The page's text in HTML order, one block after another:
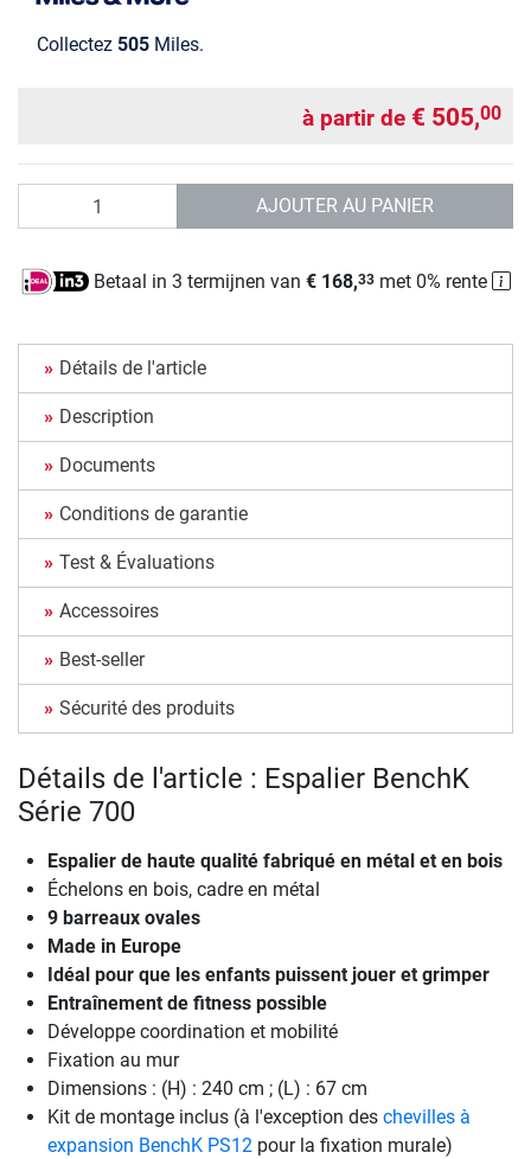
Collectez 505 Miles.
à partir de € 505,00
AJOUTER AU PANIER
Betaal in 3 termijnen van € 168,33 met 0% rente
Détails de l'article
Description
Documents
Conditions de garantie
Test & Évaluations
Accessoires
Best-seller
Sécurité des produits
Détails de l'article : Espalier BenchK
Série 700
Espalier de haute qualité fabriqué en métal et en bois
Échelons en bois, cadre en métal
9 barreaux ovales
Made in Europe
Idéal pour que les enfants puissent jouer et grimper
Entraînement de fitness possible
Développe coordination et mobilité
Fixation au mur
Dimensions : (H) : 240 cm ; (L) : 67 cm
Kit de montage inclus (à l'exception des chevilles à
expansion BenchK PS12 pour la fixation murale)